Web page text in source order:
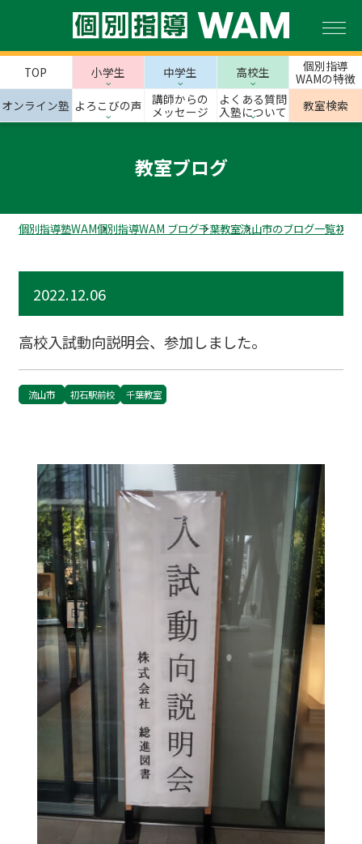
TOP 小学生 中学生 高校生
個別指導
WAMの特徴
オンライン塾 よろこびの声
講師からの
メッセージ
よくある質問
入塾について
教室検索
教室ブログ
個別指導塾WAM個別指導WAM ブログ千葉教室流山市のブログ一覧初石
2022.12.06
高校入試動向説明会、参加しました。
流山市 初石駅前校 千葉教室